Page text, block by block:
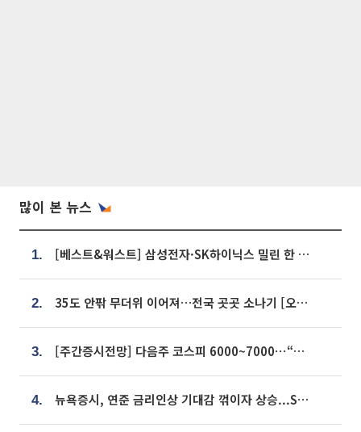
많이 본 뉴스
1. [베스트&워스트] 삼성전자·SK하이닉스 밀린 한 주…상상인증권은 85% 급등
2. 35도 안팎 무더위 이어져…전국 곳곳 소나기 [오늘 날씨]
3. [주간증시전망] 다음주 코스피 6000~7000⋯“外人 수급은 정책이 변수”
4. 뉴욕증시, 연준 금리인상 기대감 꺾이자 상승...S&P500 사상 최고치 [종합]